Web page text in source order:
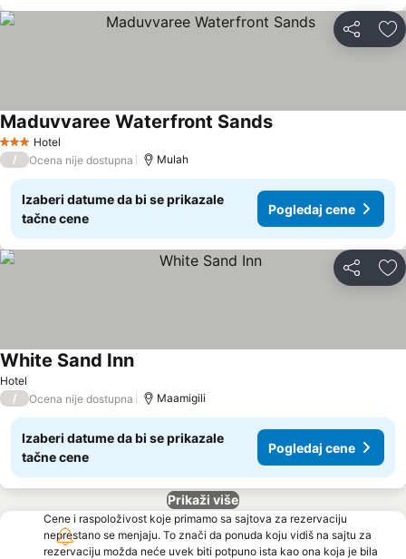
Deli
3 Zvezdice
Hotel
Maduvvaree Waterfront Sands
/ Ocena nije dostupna Mulah
Izaberi datume da bi se prikazale
tačne cene
Pogledaj cene
Deli
Hotel
White Sand Inn
/ Ocena nije dostupna Maamigili
Izaberi datume da bi se prikazale
tačne cene
Pogledaj cene
Prikaži više
Cene i raspoloživost koje primamo sa sajtova za rezervaciju
neprestano se menjaju. To znači da ponuda koju vidiš na sajtu za
rezervaciju možda neće uvek biti potpuno ista kao ona koja je bila